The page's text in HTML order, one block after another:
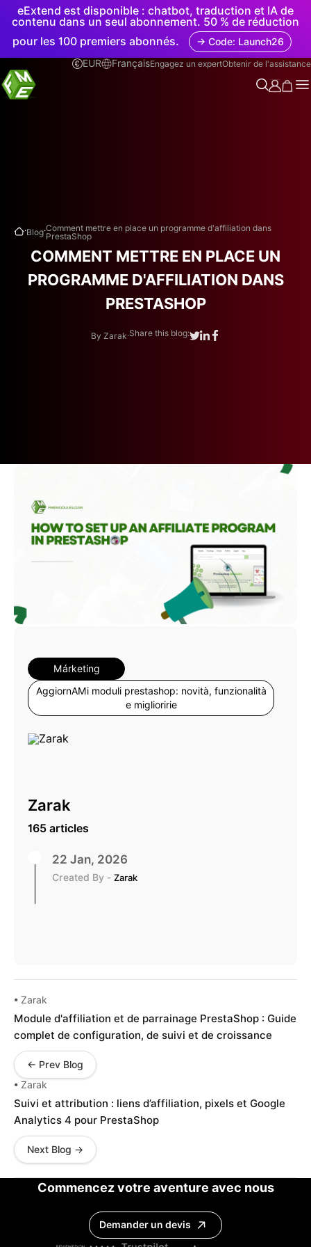
eExtend est disponible : chatbot, traduction et IA de
contenu dans un seul abonnement. 50 % de réduction
pour les 100 premiers abonnés.
→ Code: Launch26
EUR
FrançaisEngagez un expertObtenir de l'assistance
.Blog.Comment mettre en place un programme d'affiliation dans
PrestaShop
COMMENT METTRE EN PLACE UN
PROGRAMME D'AFFILIATION DANS
PRESTASHOP
By Zarak.Share this blog:
Márketing
AggiornAMi moduli prestashop: novità, funzionalità
e miglioririe
Zarak
165 articles
22 Jan, 2026
Created By - Zarak
• Zarak
Module d'affiliation et de parrainage PrestaShop : Guide
complet de configuration, de suivi et de croissance
← Prev Blog
• Zarak
Suivi et attribution : liens d’affiliation, pixels et Google
Analytics 4 pour PrestaShop
Next Blog →
Commencez votre aventure avec nous
Demander un devis